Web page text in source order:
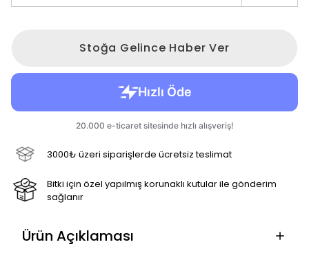
Stoğa Gelince Haber Ver
3000₺ üzeri siparişlerde ücretsiz teslimat
Bitki için özel yapılmış korunaklı kutular ile gönderim
sağlanır
Ürün Açıklaması